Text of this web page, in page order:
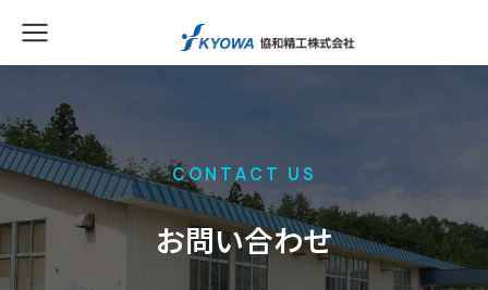
CONTACT US
お問い合わせ